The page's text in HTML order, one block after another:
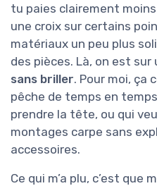
tu paies clairement
une croix sur certains
matériaux un peu plus
des pièces. Là, on est sur
sans briller. Pour moi, ça
pêche de temps en
prendre la tête, ou qui
montages carpe sans
accessoires.
Ce qui m’a plu, c’est que